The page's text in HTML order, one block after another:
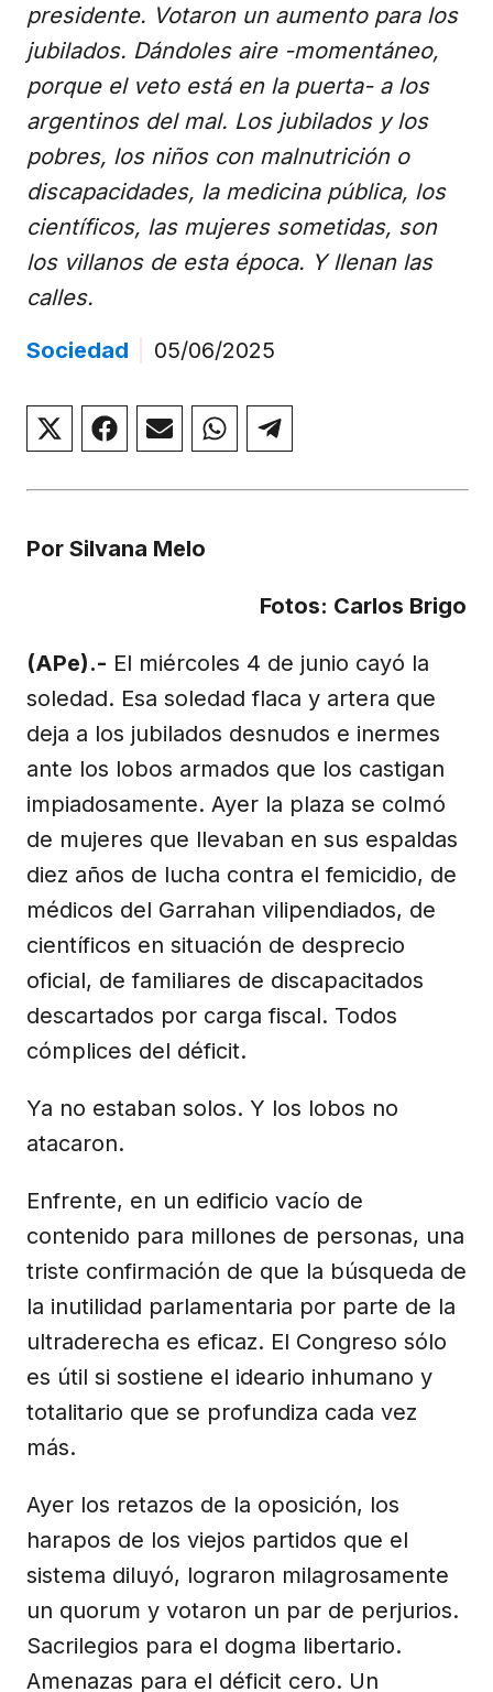
presidente. Votaron un aumento para los
jubilados. Dándoles aire -momentáneo,
porque el veto está en la puerta- a los
argentinos del mal. Los jubilados y los
pobres, los niños con malnutrición o
discapacidades, la medicina pública, los
científicos, las mujeres sometidas, son
los villanos de esta época. Y llenan las
calles.
Sociedad
05/06/2025
Compartir
en
(Twitter)
Compartir
en
Compartir
en
Compartir
en
Compartir
en
Por Silvana Melo
Fotos: Carlos Brigo
(APe).- El miércoles 4 de junio cayó la
soledad. Esa soledad flaca y artera que
deja a los jubilados desnudos e inermes
ante los lobos armados que los castigan
impiadosamente. Ayer la plaza se colmó
de mujeres que llevaban en sus espaldas
diez años de lucha contra el femicidio, de
médicos del Garrahan vilipendiados, de
científicos en situación de desprecio
oficial, de familiares de discapacitados
descartados por carga fiscal. Todos
cómplices del déficit.
Ya no estaban solos. Y los lobos no
atacaron.
Enfrente, en un edificio vacío de
contenido para millones de personas, una
triste confirmación de que la búsqueda de
la inutilidad parlamentaria por parte de la
ultraderecha es eficaz. El Congreso sólo
es útil si sostiene el ideario inhumano y
totalitario que se profundiza cada vez
más.
Ayer los retazos de la oposición, los
harapos de los viejos partidos que el
sistema diluyó, lograron milagrosamente
un quorum y votaron un par de perjurios.
Sacrilegios para el dogma libertario.
Amenazas para el déficit cero. Un